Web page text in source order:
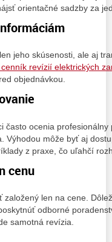
orientačné sadzby za
jeho skúsenosti, ale aj
cenník revízií elektrických
objednávkou.
často ocenia
Výhodou môže byť aj
z praxe, čo uľahčí
cenu
len na cene.
odborné
samotná revízia.